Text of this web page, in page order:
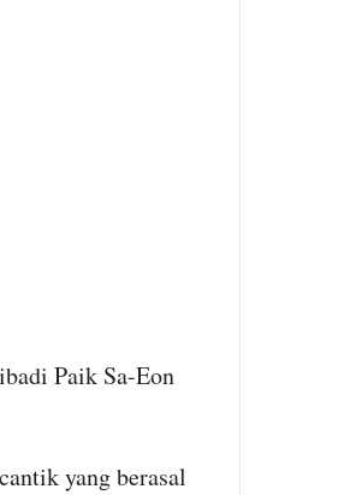
Paik Sa-Eon
yang berasal